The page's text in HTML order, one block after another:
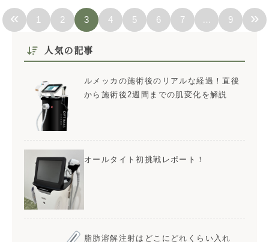
« 1 2 3 4 5 6 7 … 9 »
人気の記事
ルメッカの施術後のリアルな経過！直後
から施術後2週間までの肌変化を解説
オールタイト初挑戦レポート！
脂肪溶解注射はどこにどれくらい入れ